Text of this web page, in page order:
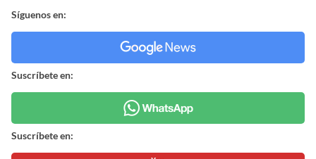
Síguenos en:
Suscríbete en:
Suscríbete en: